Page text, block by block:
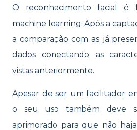
O reconhecimento facial
machine learning. Após a
a comparação com as já
dados conectando as
vistas anteriormente.
Apesar de ser um facilitador
o seu uso também deve
aprimorado para que não